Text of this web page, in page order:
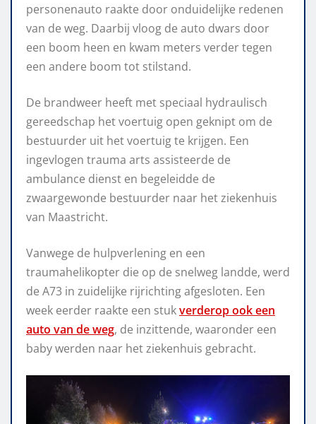
personenauto raakte door onduidelijke redenen
van de weg. Daarbij vloog de auto dwars door
een boom heen en kwam meters verder tegen
een andere boom tot stilstand.
De brandweer heeft met speciaal hydraulisch
gereedschap het voertuig open geknipt om de
bestuurder uit het voertuig te krijgen. Een
ingevlogen trauma arts assisteerde de
ambulance dienst en begeleidde de
zwaargewonde bestuurder naar het ziekenhuis
van Maastricht.
Vanwege de hulpverlening en een
traumahelikopter die op de snelweg landde, werd
de A73 in zuidelijke rijrichting afgesloten. Een
week eerder raakte een stukverderop ook een
auto van de weg, de inzittende, waaronder een
baby werden naar het ziekenhuis gebracht.